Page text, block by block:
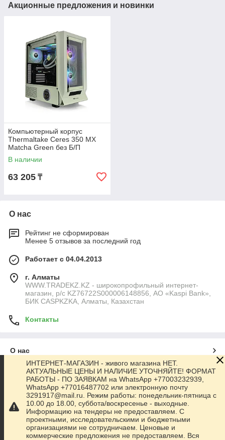
Акционные предложения и новинки
Компьютерный корпус
Thermaltake Ceres 350 MX
Matcha Green без Б/П
В наличии
63 205 ₸
О нас
Рейтинг не сформирован
Менее 5 отзывов за последний год
Работает с 04.04.2013
г. Алматы
WWW.TRADEKZ.KZ - широкопрофильный интернет-
магазин, р/с KZ76722S000006148856, АО «Kaspi Bank»,
БИК CASPKZKA, Алматы, Казахстан
Контакты
О нас
Контакты
Доставка и оплата
Полная версия сайта
ИНТЕРНЕТ-МАГАЗИН - живого магазина НЕТ.
АКТУАЛЬНЫЕ ЦЕНЫ И НАЛИЧИЕ УТОЧНЯЙТЕ! ФОРМАТ
РАБОТЫ - ПО ЗАЯВКАМ на WhatsApp +77003232939,
WhatsApp +77016487702 или электронную почту
3291917@mail.ru. Режим работы: понедельник-пятница с
10.00 до 18.00, суббота/воскресенье - выходные.
Информацию на тендеры не предоставляем. С
проектными, исследовательскими и бюджетными
организациями не сотрудничаем. Ценовые и
коммерческие предложения не предоставляем. Вся